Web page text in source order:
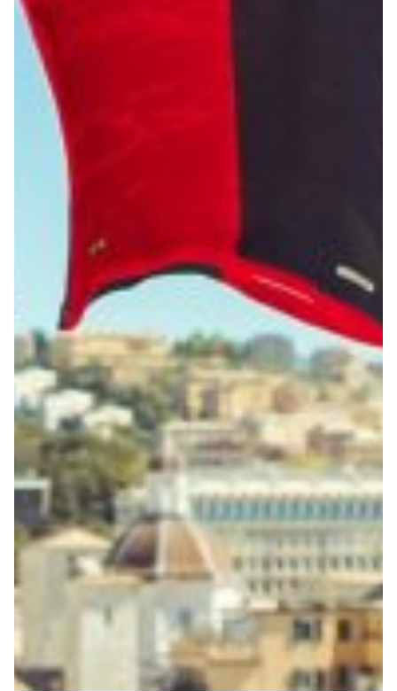
Robe di Kappa x Genoa
Vintage Collection
Red&Blue Voices
Accessori
Outlet
Caffè Boasi x Genoa
Helan x Genoa
Isolani x Genoa
Gift Card Online Store
Fortissimo batte il mio cuor